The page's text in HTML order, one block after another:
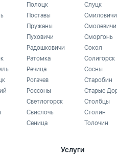
Полоцк
Поставы
Пружаны
Пуховичи
Радошковичи
Ратомка
Речица
Рогачев
Россоны
Светлогорск
Свислочь
Сеница
Слуцк
Смиловичи
Смолевичи
Сморгонь
Сокол
Солигорск
Сосны
Старобин
Старые
Столбцы
Столин
Толочин
Услуги